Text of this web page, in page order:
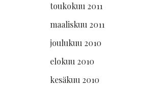
toukokuu 2011
maaliskuu 2011
joulukuu 2010
elokuu 2010
kesäkuu 2010